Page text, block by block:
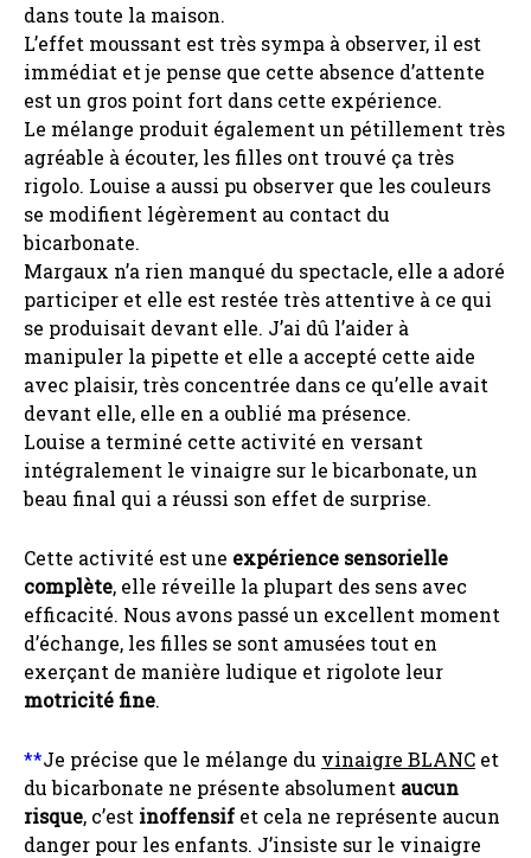
dans toute la maison.
L’effet moussant est très sympa à observer, il est
immédiat et je pense que cette absence d’attente
est un gros point fort dans cette expérience.
Le mélange produit également un pétillement très
agréable à écouter, les filles ont trouvé ça très
rigolo. Louise a aussi pu observer que les couleurs
se modifient légèrement au contact du
bicarbonate.
Margaux n’a rien manqué du spectacle, elle a adoré
participer et elle est restée très attentive à ce qui
se produisait devant elle. J’ai dû l’aider à
manipuler la pipette et elle a accepté cette aide
avec plaisir, très concentrée dans ce qu’elle avait
devant elle, elle en a oublié ma présence.
Louise a terminé cette activité en versant
intégralement le vinaigre sur le bicarbonate, un
beau final qui a réussi son effet de surprise.
Cette activité est une expérience sensorielle
complète, elle réveille la plupart des sens avec
efficacité. Nous avons passé un excellent moment
d’échange, les filles se sont amusées tout en
exerçant de manière ludique et rigolote leur
motricité fine.
**Je précise que le mélange du vinaigre BLANC et
du bicarbonate ne présente absolument aucun
risque, c’est inoffensif et cela ne représente aucun
danger pour les enfants. J’insiste sur le vinaigre